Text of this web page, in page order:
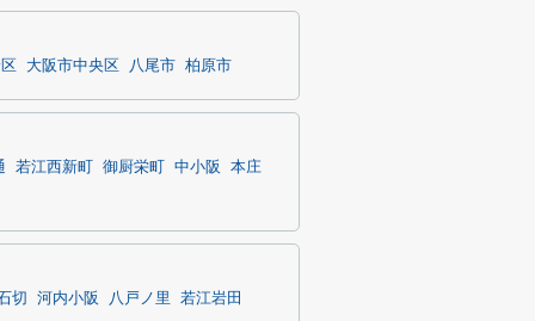
大阪市中央区 八尾市 柏原市
若江西新町 御厨栄町 中小阪 本庄
切 河内小阪 八戸ノ里 若江岩田